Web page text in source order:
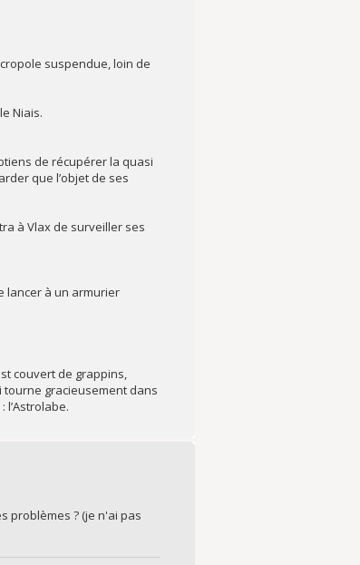
suspendue, loin de
Niais.
de récupérer la quasi
que l’objet de ses
à Vlax de surveiller ses
lancer à un armurier
couvert de grappins,
tourne gracieusement dans
problèmes ? (je n'ai pas